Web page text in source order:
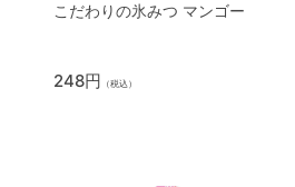
こだわりの氷みつ マンゴー
248円 （税込）